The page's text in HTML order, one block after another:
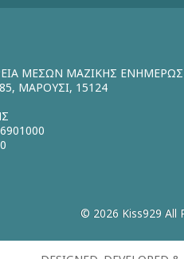
ΜΕΣΩΝ ΜΑΖΙΚΗΣ
ΜΑΡΟΥΣΙ, 15124
© 2026 Kiss929 All